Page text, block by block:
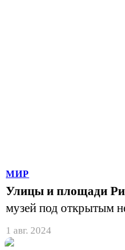
МИР
Улицы и площади
музей под открытым
1 авг. 2024